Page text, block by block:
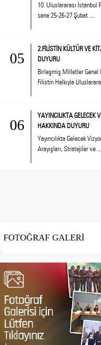
10. Uluslararası İstanbul
sene 25-26-27 Şubat ...
05
2.FİLİSTİN KÜLTÜR VE
DUYURU
Birleşmiş Milletler Genel
Filistin Halkıyla
06
YAYINCILIKTA GELECEK
HAKKINDA DUYURU
Yayıncılıkta Gelecek
Arayışları, Stratejiler ve ...
FOTOĞRAF GALERİ